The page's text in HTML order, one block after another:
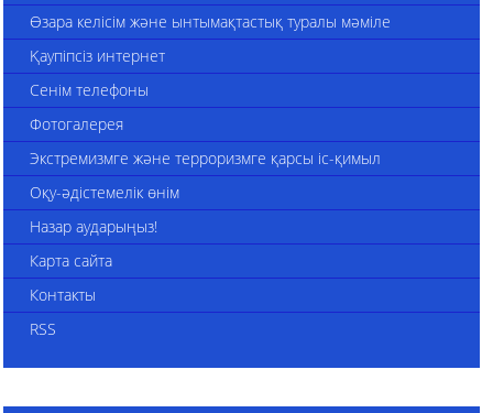
Өзара келісім және ынтымақтастық туралы мәміле
Қаупіпсіз интернет
Сенім телефоны
Фотогалерея
Экстремизмге және терроризмге қарсы іс-қимыл
Оқу-әдістемелік өнім
Назар аударыңыз!
Карта сайта
Контакты
RSS